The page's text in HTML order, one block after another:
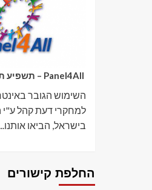
השימוש הגובר
למחקרי דעת קהל ע"י
בישראל, הביאו
החלפת קישורים